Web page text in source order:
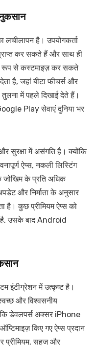
है। उपयोगकर्ता
कर सकते हैं और साथ ही
से कस्टमाइज़ कर सकते
है, जहां बीटा फीचर्स और
तुलना में पहले दिखाई देते हैं।
Play सेवाएं दुनिया भर
सुरक्षा में असंगति है। क्योंकि
ऐप्स, नकली लिस्टिंग
जोखिम के प्रति अधिक
और निर्माता के अनुसार
है। कुछ प्रीमियम ऐप्स को
है, उसके बाद Android
इंटीग्रेशन में उत्कृष्ट है।
और विश्वसनीय
डेवलपर्स अक्सर iPhone
किए गए ऐप्स प्रदान
प्रीमियम, सहज और